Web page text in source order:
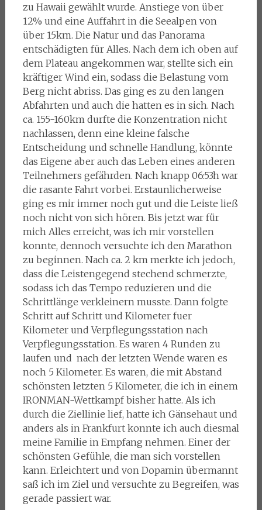
zu Hawaii gewählt wurde. Anstiege von über
12% und eine Auffahrt in die Seealpen von
über 15km. Die Natur und das Panorama
entschädigten für Alles. Nach dem ich oben auf
dem Plateau angekommen war, stellte sich ein
kräftiger Wind ein, sodass die Belastung vom
Berg nicht abriss. Das ging es zu den langen
Abfahrten und auch die hatten es in sich. Nach
ca. 155-160km durfte die Konzentration nicht
nachlassen, denn eine kleine falsche
Entscheidung und schnelle Handlung, könnte
das Eigene aber auch das Leben eines anderen
Teilnehmers gefährden. Nach knapp 06:53h war
die rasante Fahrt vorbei. Erstaunlicherweise
ging es mir immer noch gut und die Leiste ließ
noch nicht von sich hören. Bis jetzt war für
mich Alles erreicht, was ich mir vorstellen
konnte, dennoch versuchte ich den Marathon
zu beginnen. Nach ca. 2 km merkte ich jedoch,
dass die Leistengegend stechend schmerzte,
sodass ich das Tempo reduzieren und die
Schrittlänge verkleinern musste. Dann folgte
Schritt auf Schritt und Kilometer fuer
Kilometer und Verpflegungsstation nach
Verpflegungsstation. Es waren 4 Runden zu
laufen und nach der letzten Wende waren es
noch 5 Kilometer. Es waren, die mit Abstand
schönsten letzten 5 Kilometer, die ich in einem
IRONMAN-Wettkampf bisher hatte. Als ich
durch die Ziellinie lief, hatte ich Gänsehaut und
anders als in Frankfurt konnte ich auch diesmal
meine Familie in Empfang nehmen. Einer der
schönsten Gefühle, die man sich vorstellen
kann. Erleichtert und von Dopamin übermannt
saß ich im Ziel und versuchte zu Begreifen, was
gerade passiert war.